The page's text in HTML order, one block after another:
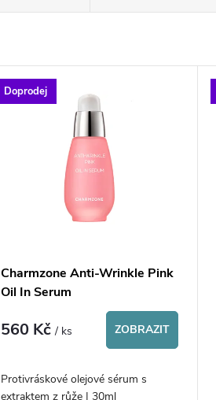
Doprodej
Charmzone Anti-Wrinkle Pink
Oil In Serum
560 Kč/ ks ZOBRAZIT
Protivráskové olejové sérum s
extraktem z růže | 30ml